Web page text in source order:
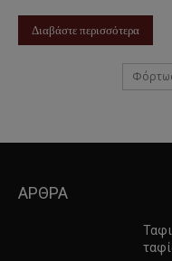
Διαβάστε περισσότερα
ΑΡΘΡΑ